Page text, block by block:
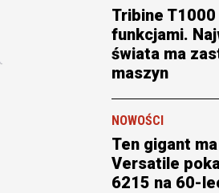
Tribine
funkcjami.
świata ma
maszyn
NOWOŚCI
Ten gigant
Versatile
6215 na 60-